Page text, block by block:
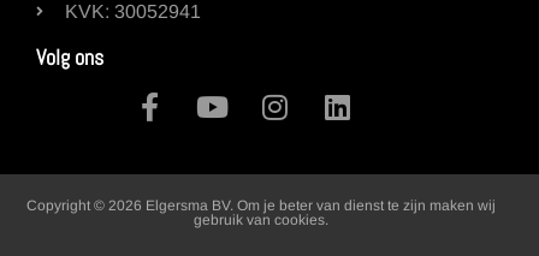
KVK: 30052941
Volg ons
Copyright © 2026 Elgersma BV. Om je beter van dienst te zijn maken wij
gebruik van cookies.